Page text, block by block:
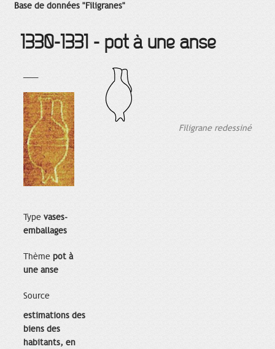
Base de données "Filigranes"
1330-1331 - pot à une anse
Type vases-
emballages
Thème pot à
une anse
Source
estimations des
biens des
habitants, en
Filigrane redessiné